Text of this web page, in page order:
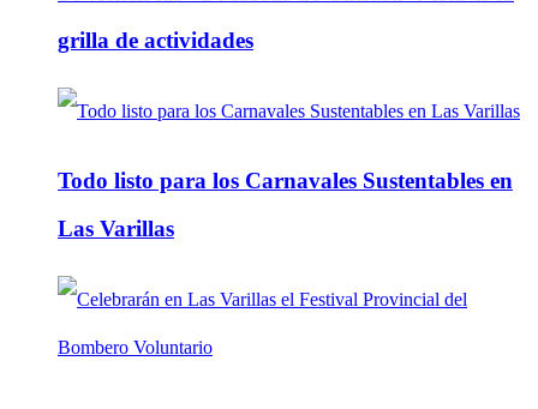
grilla de actividades
Todo listo para los Carnavales Sustentables en
Las Varillas